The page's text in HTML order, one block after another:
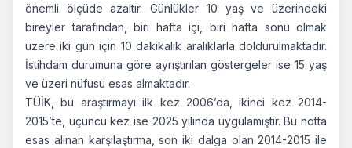
önemli ölçüde azaltır. Günlükler 10 yaş ve üzerindeki
bireyler tarafından, biri hafta içi, biri hafta sonu olmak
üzere iki gün için 10 dakikalık aralıklarla doldurulmaktadır.
İstihdam durumuna göre ayrıştırılan göstergeler ise 15 yaş
ve üzeri nüfusu esas almaktadır.
TÜİK, bu araştırmayı ilk kez 2006’da, ikinci kez 2014-
2015’te, üçüncü kez ise 2025 yılında uygulamıştır. Bu notta
esas alınan karşılaştırma, son iki dalga olan 2014-2015 ile